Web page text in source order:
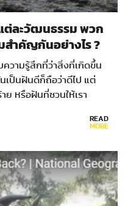
ต่ละวัฒนธรรม พวก
สำคัญกันอย่างไร ?
วามรู้สึกที่ว่าสิ่งที่เกิดขึ้น
เป็นฝันดีก็ถือว่าดีไป แต่
ย หรือฝันที่ชวนให้เรา
READ
MORE